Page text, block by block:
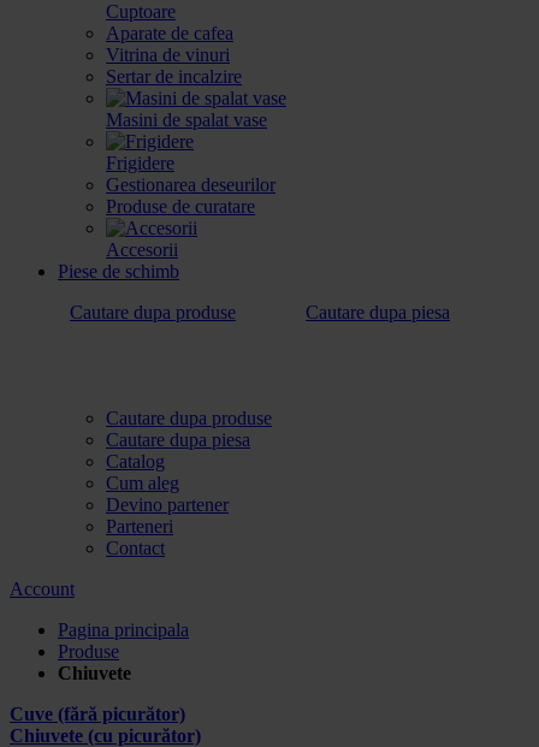
Cuptoare
Aparate de cafea
Vitrina de vinuri
Sertar de incalzire
Masini de spalat vase
Frigidere
Gestionarea deseurilor
Produse de curatare
Accesorii
Piese de schimb
Cautare dupa produse
Cautare dupa piesa
Cautare dupa produse
Cautare dupa piesa
Catalog
Cum aleg
Devino partener
Parteneri
Contact
Account
Pagina principala
Produse
Chiuvete
Cuve (fără picurător)
Chiuvete (cu picurător)